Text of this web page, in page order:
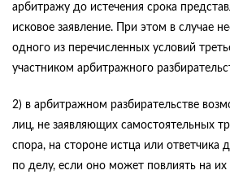
арбитражу до истечения срока
исковое заявление. При этом в случае
одного из перечисленных условий
участником арбитражного
2) в арбитражном разбирательстве
лиц, не заявляющих самостоятельных
спора, на стороне истца или ответчика
по делу, если оно может повлиять на их